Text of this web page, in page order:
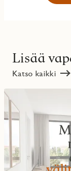
Lisää
Katso kaikki
Lue
lisää
kohteesta